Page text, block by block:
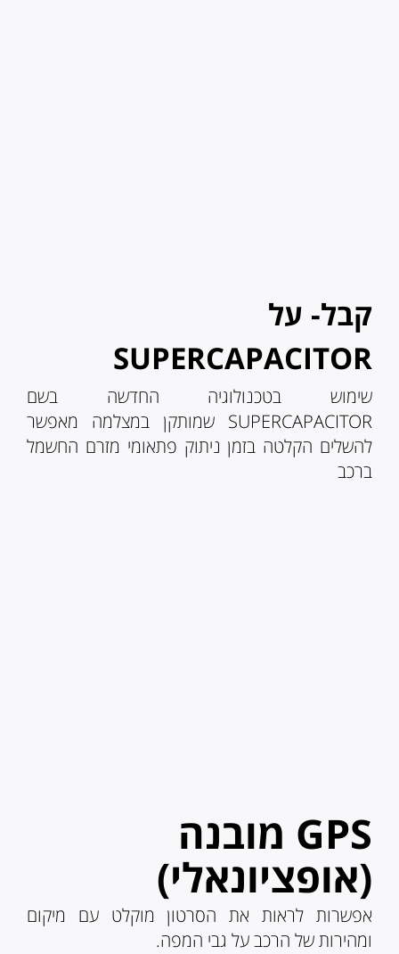
קבל- על
SUPERCAPACITOR
שימוש בטכנולוגיה החדשה בשם
SUPERCAPACITOR שמותקן במצלמה מאפשר
להשלים הקלטה בזמן ניתוק פתאומי מזרם החשמל
ברכב
GPS מובנה
(אופציונאלי)
אפשרות לראות את הסרטון מוקלט עם מיקום
ומהירות של הרכב על גבי המפה.